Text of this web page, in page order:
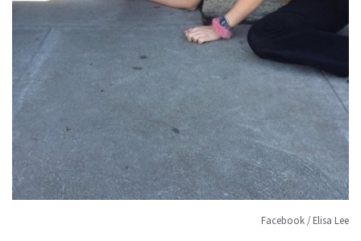
Facebook / Elisa Lee